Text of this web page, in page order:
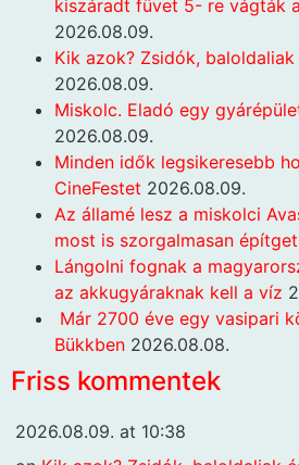
kiszáradt füvet 5- re vágták
2026.08.09.
Kik azok? Zsidók,
2026.08.09.
Miskolc. Eladó egy
2026.08.09.
Minden idők legsikeresebb
CineFestet 2026.08.09.
Az államé lesz a miskolci
most is szorgalmasan
Lángolni fognak a
az akkugyáraknak kell a víz
Már 2700 éve egy vasipari
Bükkben 2026.08.08.
Friss kommentek
2026.08.09. at 10:38